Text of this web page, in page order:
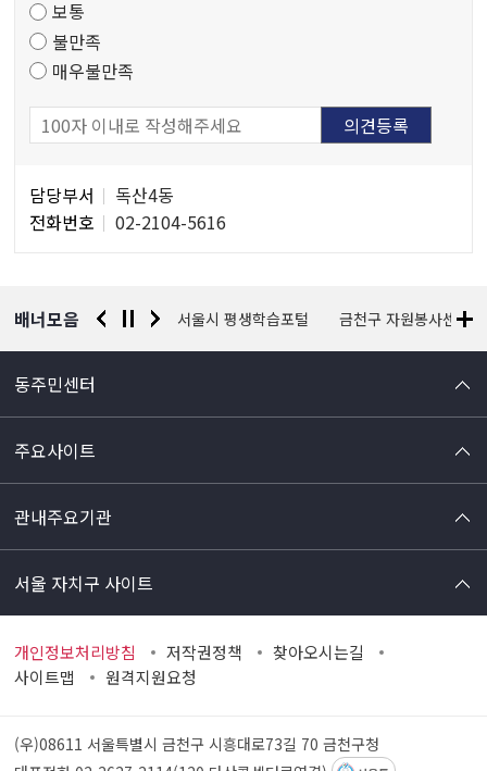
사
보통
불만족
매우불만족
당
자
담당부서
독산4동
전화번호
02-2104-5616
배너모음
찰청 유실물 통합포털 서울시 평생학습포털 금천구 자원봉사센터
동주민센터
주요사이트
관내주요기관
서울 자치구 사이트
개인정보처리방침 저작권정책
찾아오시는길
사이트맵
원격지원요청
(우)08611 서울특별시 금천구 시흥대로73길 70금천구청